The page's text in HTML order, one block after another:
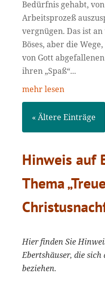
Bedürfnis gehabt,
Arbeitsprozeß
vergnügen. Das ist
Böses, aber die
von Gott
ihren „Spaß“...
mehr lesen
« Ältere Einträge
Hinweis auf
Thema
Hier finden Sie
Ebertshäuser, die sich
beziehen.